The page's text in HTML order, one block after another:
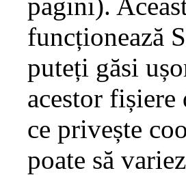
funcționează
puteți găsi
acestor
ce privește
poate să